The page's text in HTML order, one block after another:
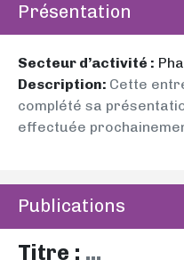
Présentation
Secteur d’activité :
Description: Cette
complété sa
effectuée
Publications
Titre : ...